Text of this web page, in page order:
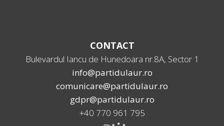
CONTACT
Bulevardul Iancu de Hunedoara nr.8A, Sector 1
info@partidulaur.ro
comunicare@partidulaur.ro
gdpr@partidulaur.ro
+40 770 961 795